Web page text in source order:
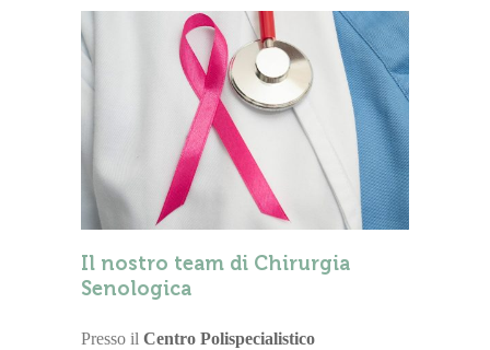
Il nostro team di Chirurgia
Senologica
Presso il Centro Polispecialistico